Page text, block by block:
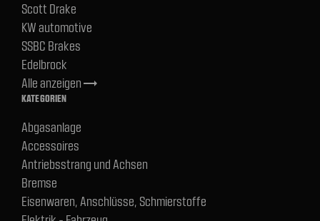
Scott Drake
KW automotive
SSBC Brakes
Edelbrock
Alle anzeigentrending_flat
KATEGORIEN
Abgasanlage
Accessoires
Antriebsstrang und Achsen
Bremse
Eisenwaren, Anschlüsse, Schmierstoffe